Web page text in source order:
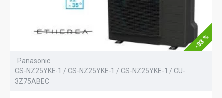
-33 %
Panasonic
CS-NZ25YKE-1 / CS-NZ25YKE-1 / CS-NZ25YKE-1 / CU-
3Z75ABEC